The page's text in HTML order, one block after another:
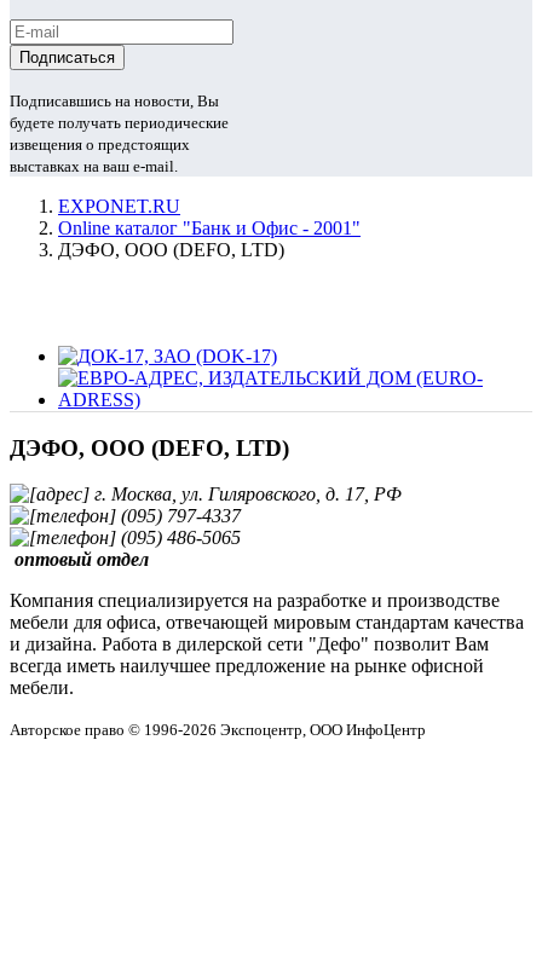
Подписавшись на новости, Вы
будете получать периодические
извещения о предстоящих
выставках на ваш e-mail.
EXPONET.RU
Online каталог "Банк и Офис - 2001"
ДЭФО, ООО (DEFO, LTD)
ДЭФО, ООО (DEFO, LTD)
г. Москва, ул. Гиляровского, д. 17, РФ
(095) 797-4337
(095) 486-5065
оптовый отдел
Компания специализируется на разработке и производстве
мебели для офиса, отвечающей мировым стандартам качества
и дизайна. Работа в дилерской сети "Дефо" позволит Вам
всегда иметь наилучшее предложение на рынке офисной
мебели.
Авторское право © 1996-2026 Экспоцентр, ООО ИнфоЦентр